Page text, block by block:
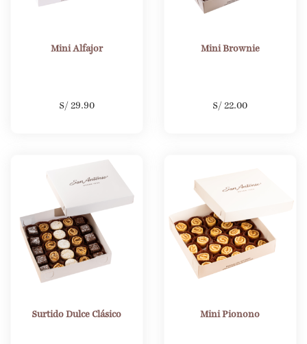
Mini Alfajor
S/ 29.90
Mini Brownie
S/ 22.00
Surtido Dulce Clásico Mini Pionono